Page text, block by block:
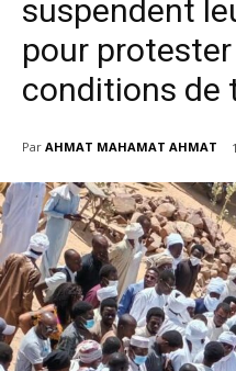
suspendent
pour
conditions de
Par AHMAT MAHAMAT AHMAT